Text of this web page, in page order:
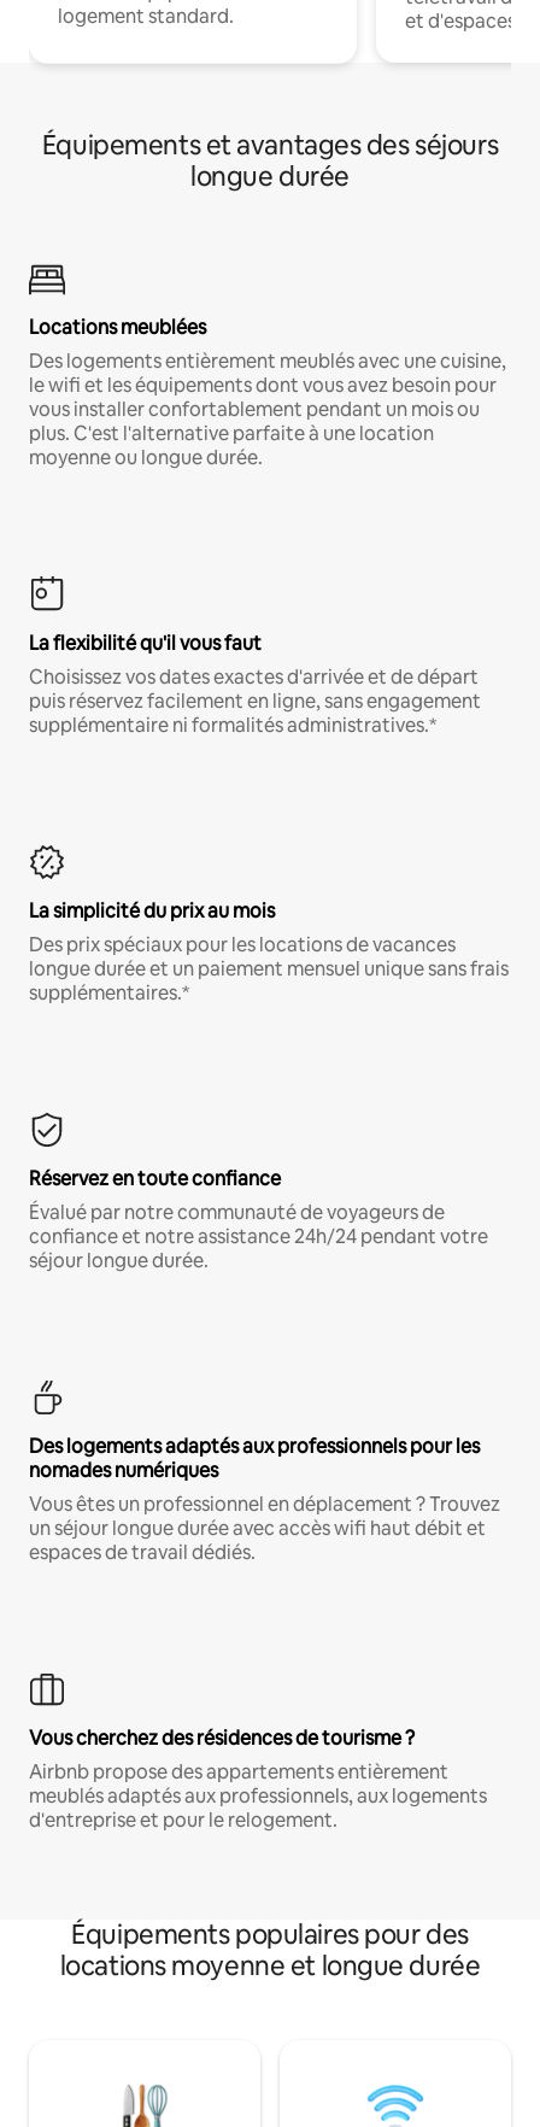
logement standard.
et d'espaces
Équipements et avantages des séjours
longue durée
Locations meublées
Des logements entièrement meublés avec une cuisine,
le wifi et les équipements dont vous avez besoin pour
vous installer confortablement pendant un mois ou
plus. C'est l'alternative parfaite à une location
moyenne ou longue durée.
La flexibilité qu'il vous faut
Choisissez vos dates exactes d'arrivée et de départ
puis réservez facilement en ligne, sans engagement
supplémentaire ni formalités administratives.*
La simplicité du prix au mois
Des prix spéciaux pour les locations de vacances
longue durée et un paiement mensuel unique sans frais
supplémentaires.*
Réservez en toute confiance
Évalué par notre communauté de voyageurs de
confiance et notre assistance 24h/24 pendant votre
séjour longue durée.
Des logements adaptés aux professionnels pour les
nomades numériques
Vous êtes un professionnel en déplacement ? Trouvez
un séjour longue durée avec accès wifi haut débit et
espaces de travail dédiés.
Vous cherchez des résidences de tourisme ?
Airbnb propose des appartements entièrement
meublés adaptés aux professionnels, aux logements
d'entreprise et pour le relogement.
Équipements populaires pour des
locations moyenne et longue durée